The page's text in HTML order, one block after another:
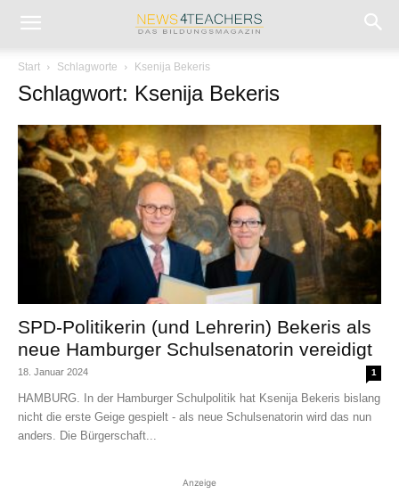
Start Schlagworte Ksenija Bekeris
Schlagwort: Ksenija Bekeris
SPD-Politikerin (und Lehrerin) Bekeris als
neue Hamburger Schulsenatorin vereidigt
18. Januar 2024 1
HAMBURG. In der Hamburger Schulpolitik hat Ksenija Bekeris bislang
nicht die erste Geige gespielt - als neue Schulsenatorin wird das nun
anders. Die Bürgerschaft...
Anzeige